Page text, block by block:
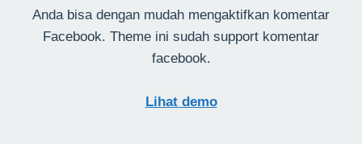
Anda bisa dengan mudah mengaktifkan komentar
Facebook. Theme ini sudah support komentar
facebook.
Lihat demo